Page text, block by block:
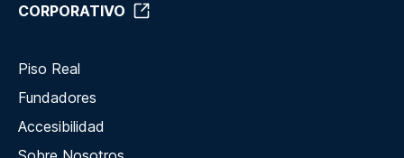
CORPORATIVO
Piso Real
Fundadores
Accesibilidad